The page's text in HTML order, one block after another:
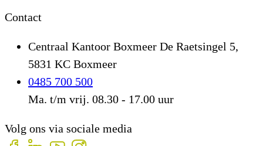
Contact
Centraal Kantoor Boxmeer De Raetsingel 5,
5831 KC Boxmeer
0485 700 500
Ma. t/m vrij. 08.30 - 17.00 uur
Volg ons via sociale media